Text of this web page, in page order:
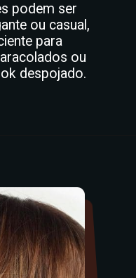
podem ser
ou casual,
para
ou
despojado.